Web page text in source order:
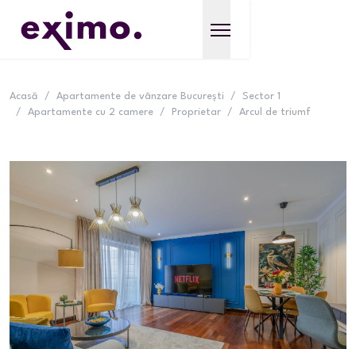
Acasă / Apartamente de vânzare București /
Sector 1
/
Apartamente cu 2 camere / Proprietar / Arcul de triumf